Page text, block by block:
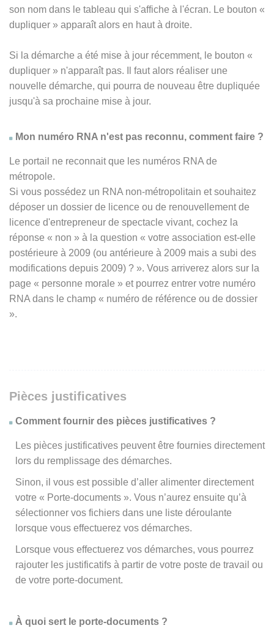
son nom dans le tableau qui s'affiche à l'écran. Le bouton «
dupliquer » apparaît alors en haut à droite.
Si la démarche a été mise à jour récemment, le bouton «
dupliquer » n'apparaît pas. Il faut alors réaliser une
nouvelle démarche, qui pourra de nouveau être dupliquée
jusqu'à sa prochaine mise à jour.
Mon numéro RNA n'est pas reconnu, comment faire ?
Le portail ne reconnait que les numéros RNA de
métropole.
Si vous possédez un RNA non-métropolitain et souhaitez
déposer un dossier de licence ou de renouvellement de
licence d'entrepreneur de spectacle vivant, cochez la
réponse « non » à la question « votre association est-elle
postérieure à 2009 (ou antérieure à 2009 mais a subi des
modifications depuis 2009) ? ». Vous arriverez alors sur la
page « personne morale » et pourrez entrer votre numéro
RNA dans le champ « numéro de référence ou de dossier
».
Pièces justificatives
Comment fournir des pièces justificatives ?
Les pièces justificatives peuvent être fournies directement
lors du remplissage des démarches.
Sinon, il vous est possible d’aller alimenter directement
votre « Porte-documents ». Vous n’aurez ensuite qu’à
sélectionner vos fichiers dans une liste déroulante
lorsque vous effectuerez vos démarches.
Lorsque vous effectuerez vos démarches, vous pourrez
rajouter les justificatifs à partir de votre poste de travail ou
de votre porte-document.
À quoi sert le porte-documents ?